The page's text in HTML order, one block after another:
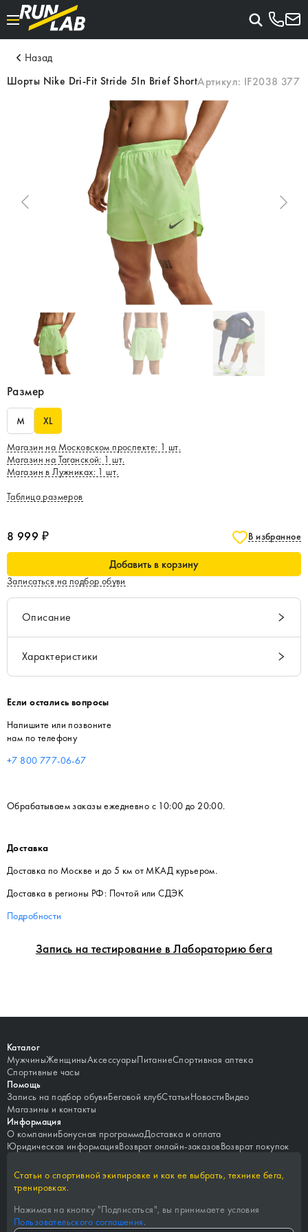
Назад
Шорты Nike Dri-Fit Stride 5In Brief ShortАртикул: IF2038 377
Запись на тестирование в Лабораторию бега
Размер
M XL
Магазин на Московском проспекте: 1 шт.
Магазин на Таганской: 1 шт.
Магазин в Лужниках: 1 шт.
Таблица размеров
8 999 ₽ В избранное
Добавить в корзину
Записаться на подбор обуви
Описание
Характеристики
Если остались вопросы
Напишите или позвоните
нам по телефону
+7 800 777-06-67
Обрабатываем заказы ежедневно с 10:00 до 20:00.
Доставка
Доставка по Москве и до 5 км от МКАД курьером.
Доставка в регионы РФ: Почтой или СДЭК
Подробности
Каталог
МужчиныЖенщиныАксессуарыПитаниеСпортивная аптека
Спортивные часы
Помощь
Запись на подбор обувиБеговой клубСтатьиНовостиВидео
Магазины и контакты
Информация
О компанииБонусная программаДоставка и оплата
Юридическая информацияВозврат онлайн-заказовВозврат покупок
Статьи о спортивной экипировке и как ее выбрать, технике бега,
тренировках.
Нажимая на кнопку "Подписаться", вы принимаете условия
Пользовательского соглашения.